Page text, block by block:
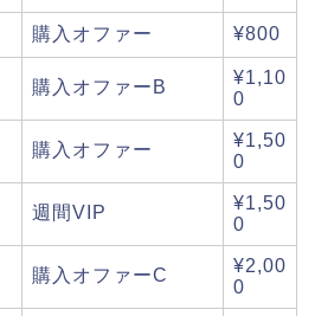
購入オファー ¥800
購入オファーB
¥1,10
0
購入オファー
¥1,50
0
週間VIP
¥1,50
0
購入オファーC
¥2,00
0